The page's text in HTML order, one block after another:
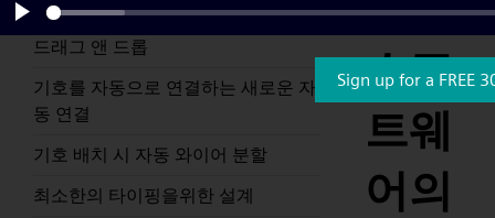
설정 및 설치가 필요 없으며 간단한
드래그 앤 드롭
기호를 자동으로 연결하는 새로운 자
동 연결
기호 배치 시 자동 와이어 분할
최소한의 타이핑을위한 설계
소프
트웨
어의
Play
Sign up for a FREE